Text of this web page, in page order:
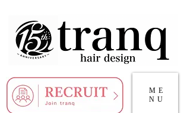
ME
NU